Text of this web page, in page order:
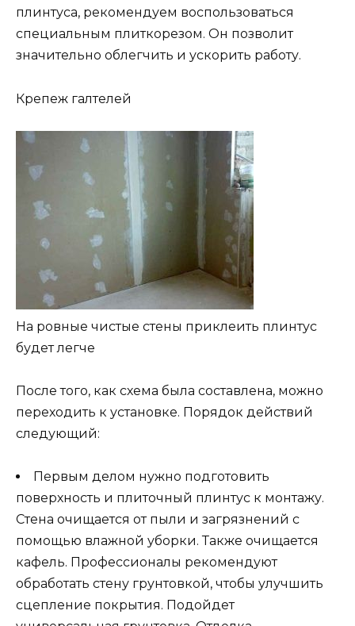
плинтуса, рекомендуем воспользоваться
специальным плиткорезом. Он позволит
значительно облегчить и ускорить работу.
Крепеж галтелей
На ровные чистые стены приклеить плинтус
будет легче
После того, как схема была составлена, можно
переходить к установке. Порядок действий
следующий:
Первым делом нужно подготовить
поверхность и плиточный плинтус к монтажу.
Стена очищается от пыли и загрязнений с
помощью влажной уборки. Также очищается
кафель. Профессионалы рекомендуют
обработать стену грунтовкой, чтобы улучшить
сцепление покрытия. Подойдет